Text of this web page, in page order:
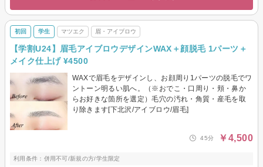
初回 学生 マツエク 眉・アイブロウ
【学割U24】眉毛アイブロウデザインWAX＋顔脱毛 1パーツ＋
メイク仕上げ ¥4500
WAXで眉毛をデザインし、お顔周り1パーツの脱毛でワ
ントーン明るい肌へ。（※おでこ・口周り・頬・鼻か
らお好きな箇所を選定）毛穴の汚れ・角質・産毛を取
り除きます[下北沢/アイブロウ/眉毛]
45分 ￥4,500
利用条件：併用不可/新規の方/学生限定